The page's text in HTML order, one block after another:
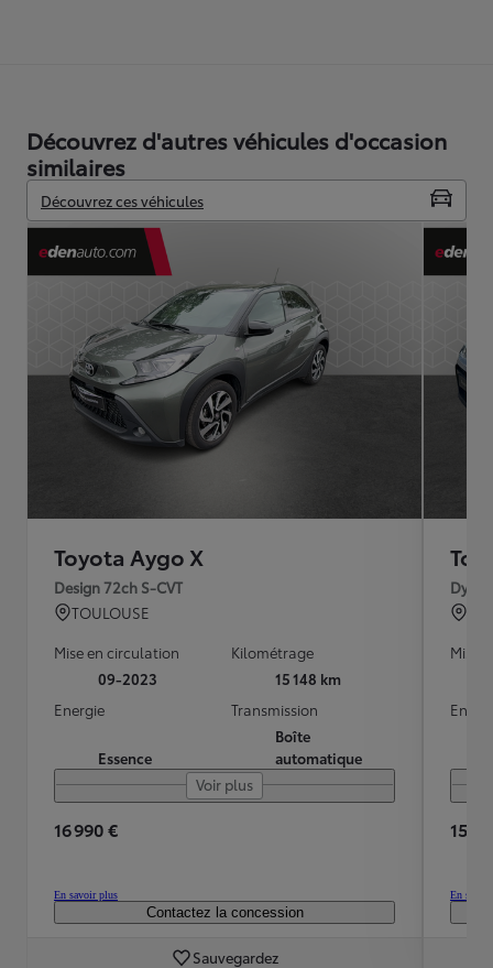
Découvrez d'autres véhicules d'occasion
similaires
Découvrez ces véhicules
Toyota Aygo X
Design 72ch S-CVT
TOULOUSE
Mise en circulation
09-2023
Kilométrage
15 148 km
Energie
Essence
Transmission
Boîte
automatique
Voir plus
16 990 €
En savoir plus
Contactez la concession
Sauvegardez
Mise
15
En